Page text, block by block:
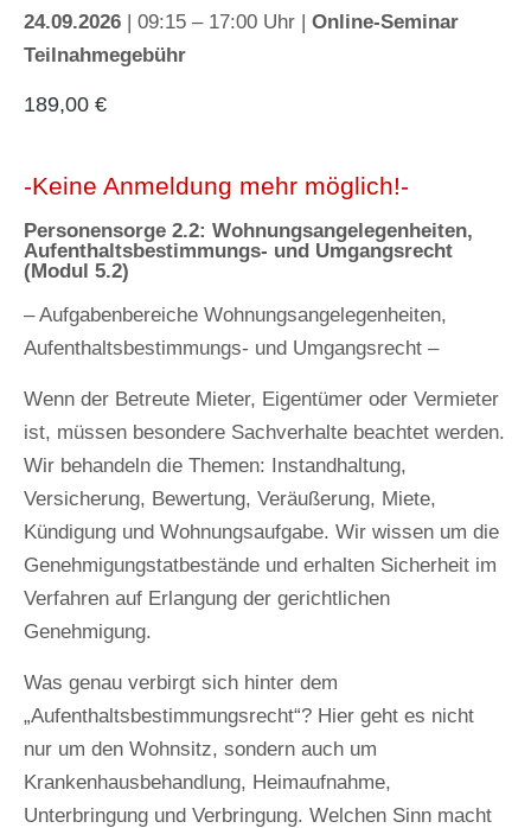
24.09.2026 | 09:15 – 17:00 Uhr | Online-Seminar
Teilnahmegebühr
189,00 €
-Keine Anmeldung mehr möglich!-
Personensorge 2.2: Wohnungsangelegenheiten,
Aufenthaltsbestimmungs- und Umgangsrecht
(Modul 5.2)
– Aufgabenbereiche Wohnungsangelegenheiten,
Aufenthaltsbestimmungs- und Umgangsrecht –
Wenn der Betreute Mieter, Eigentümer oder Vermieter
ist, müssen besondere Sachverhalte beachtet werden.
Wir behandeln die Themen: Instandhaltung,
Versicherung, Bewertung, Veräußerung, Miete,
Kündigung und Wohnungsaufgabe. Wir wissen um die
Genehmigungstatbestände und erhalten Sicherheit im
Verfahren auf Erlangung der gerichtlichen
Genehmigung.
Was genau verbirgt sich hinter dem
„Aufenthaltsbestimmungsrecht“? Hier geht es nicht
nur um den Wohnsitz, sondern auch um
Krankenhausbehandlung, Heimaufnahme,
Unterbringung und Verbringung. Welchen Sinn macht